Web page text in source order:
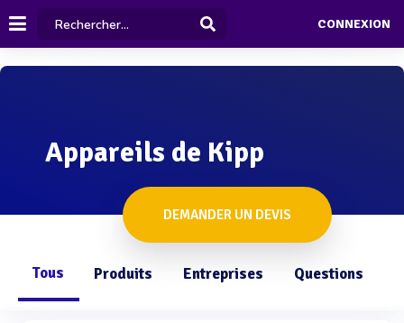
CONNEXION
Appareils de Kipp
DEMANDER UN DEVIS
Tous Produits Entreprises Questions